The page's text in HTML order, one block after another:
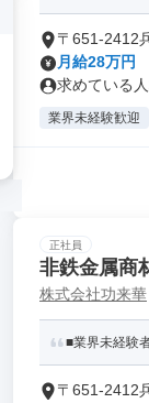
〒651-2412
月給28万円
求めている
業界未経験歓迎
正社員
非鉄金属商
株式会社功来華
■業界未経験
〒651-2412